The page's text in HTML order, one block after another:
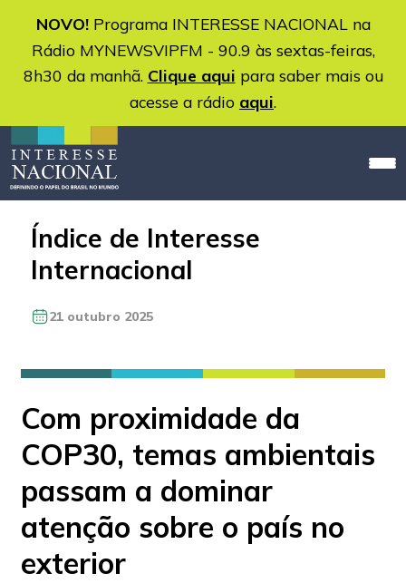
NOVO!Programa INTERESSE NACIONAL na
Rádio MYNEWSVIPFM - 90.9 às sextas-feiras,
8h30 da manhã. Clique aqui para saber mais ou
acesse a rádio aqui.
Índice de Interesse
Internacional
21 outubro 2025
Com proximidade da
COP30, temas ambientais
passam a dominar
atenção sobre o país no
exterior